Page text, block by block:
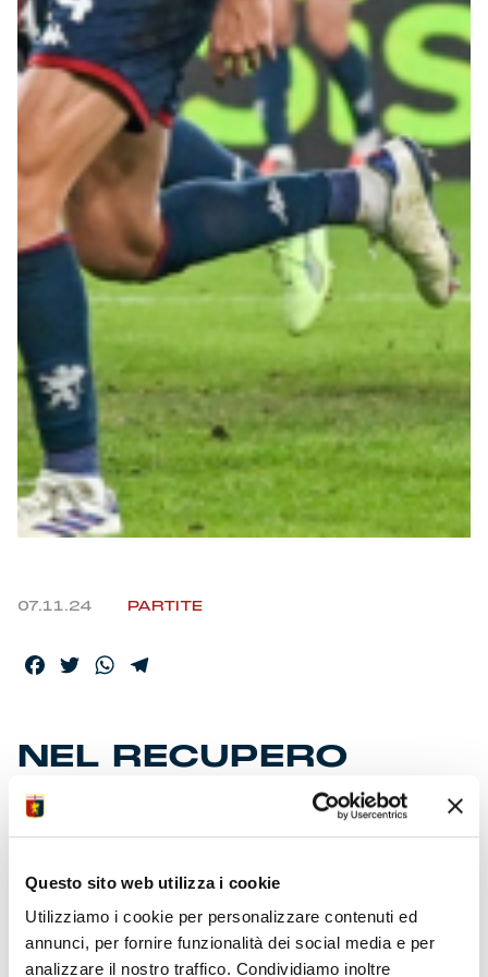
Questo sito web utilizza i cookie
Utilizziamo i cookie per personalizzare contenuti ed
annunci, per fornire funzionalità dei social media e per
analizzare il nostro traffico. Condividiamo inoltre
Summer Sale
Mare
Accessori
Party
Outlet
Helan x Genoa
Isolani x Genoa
Gift Card Online Store
07.11.24 PARTITE
Facebook
TwitterWhatsApp
NEL RECUPERO
SBUCA VOGLIACCO
È 1-1
partita di sofferenza. Muoviamo la classifica e diamo
continuità alla vittoria con il Parma. Gli ospiti impongono il
fraseggio e passano nel primo tempo con una rasoiata di